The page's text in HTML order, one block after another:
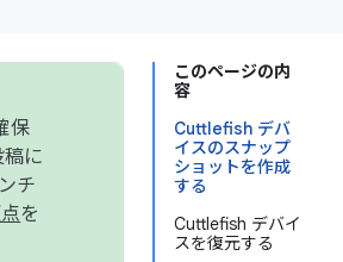
このページの内
容
Cuttlefish デバ
イスのスナップ
ショットを作成
する
Cuttlefish デバイ
スを復元する
保
に
チ
を